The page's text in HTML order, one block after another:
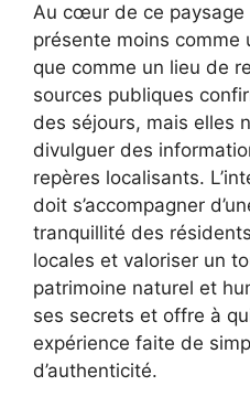
Au cœur de ce paysage
présente moins comme
que comme un lieu de
sources publiques
des séjours, mais elles
divulguer des
repères localisants.
doit s’accompagner
tranquillité des
locales et valoriser un
patrimoine naturel et
ses secrets et offre à
expérience faite de
d’authenticité.